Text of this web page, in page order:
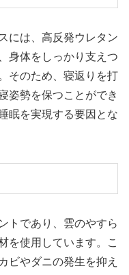
には、高反発ウレタン
身体をしっかり支えつ
そのため、寝返りを打
姿勢を保つことができ
眠を実現する要因とな
トであり、雲のやすら
を使用しています。こ
ビやダニの発生を抑え